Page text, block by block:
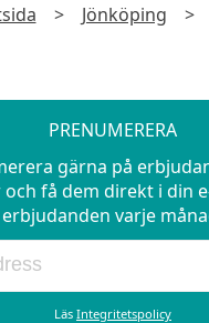
> Jönköping >
PRENUMERERA
gärna på
få dem direkt i din
erbjudanden varje
Läs Integritetspolicy